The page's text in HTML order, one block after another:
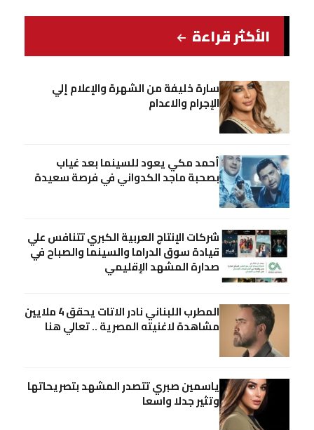
الأكثر قراءة
سارة خليفة من الشهرة والإعلام إلي
الإجرام والاعدام
أحمد مكي يعود للسينما بعد غياب
بصحبة ماجد الكدواني في فرصة سعيدة
شركات الإنتاج العربية الكبري تتنافس علي
قيادة سوق الدراما والسينما والصباح في
صدارة المشهد الإقليمي
المطرب اللبناني نادر الاتات يحقق 4 ملايين
مشاهدة لاغنيته المصرية .. تعالي هنا
ياسمين صبري تتصدر المشهد بتصريحاتها
وتثير جدلا واسعا